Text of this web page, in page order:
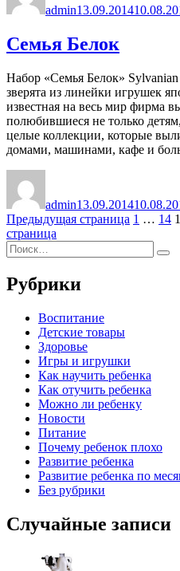
admin13.09.2014
Семья Белок
Набор «Семья Белок» Sylvanian
зверята из линейки игрушек
известная на весь мир фирма
полюбившиеся не только
целые коллекции, которые
домами, машинами, кафе и
admin13.09.2014
Пагинация
записей
Предыдущая страница 1 … 14
страница
Искать:
Рубрики
Воспитание
Детские товары
Здоровье
Игры и игрушки
Как научить ребенка
Как отучить ребенка
Можно ли ребенку
Новости
Питание
Почему ребенок плохо
Развитие ребенка
Развитие ребенка по
Без рубрики
Случайные записи